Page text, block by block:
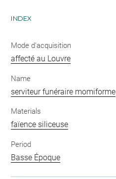
INDEX
Mode d'acquisition
affecté au Louvre
Name
serviteur funéraire momiforme
Materials
faïence siliceuse
Period
Basse Époque